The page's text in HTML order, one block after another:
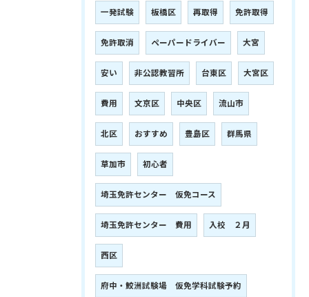
一発試験 板橋区 再取得 免許取得
免許取消 ペーパードライバー 大宮
安い 非公認教習所 台東区 大宮区
費用 文京区 中央区 流山市
北区 おすすめ 豊島区 群馬県
草加市 初心者
埼玉免許センター 仮免コース
埼玉免許センター 費用 入校 ２月
西区
府中・鮫洲試験場 仮免学科試験予約